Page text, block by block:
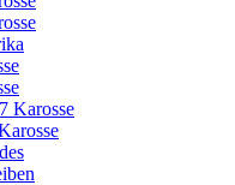
Karosse